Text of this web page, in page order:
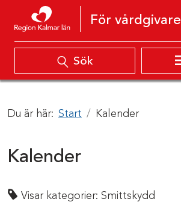
Hoppa till innehåll
För vårdgivare
Sök
Du är här: Start Kalender
Kalender
Visar kategorier: Smittskydd